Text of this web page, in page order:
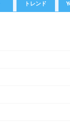
トレンド